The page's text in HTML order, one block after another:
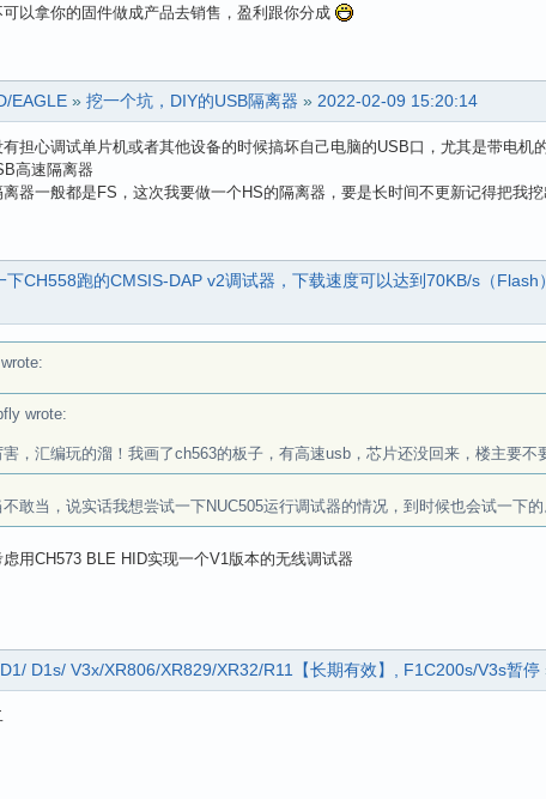
以拿你的固件做成产品去销售，盈利跟你分成
EAGLE » 挖一个坑，DIY的USB隔离器 » 2022-02-09 15:20:14
有担心调试单片机或者其他设备的时候搞坏自己电脑的USB口，尤其是带电机
高速隔离器
离器一般都是FS，这次我要做一个HS的隔离器，要是长时间不更新记得把我
下CH558跑的CMSIS-DAP v2调试器，下载速度可以达到70KB/s（Flash
wrote:
害，汇编玩的溜！我画了ch563的板子，有高速usb，芯片还没回来，楼主要不
敢当，说实话我想尝试一下NUC505运行调试器的情况，到时候也会试一下的
用CH573 BLE HID实现一个V1版本的无线调试器
D1s/ V3x/XR806/XR829/XR32/R11【长期有效】, F1C200s/V3s暂停